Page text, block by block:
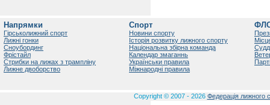
Напрямки
Гірськолижний спорт
Лижні гонки
Сноубординг
Фрістайл
Стрибки на лижах з трампліну
Лижне двоборство
Спорт
Новини спорту
Історія розвитку лижного спорту
Національна збірна команда
Календар змаганнь
Українськи правила
Міжнародні правила
Copyright © 2007 - 2026 Федерація лижного